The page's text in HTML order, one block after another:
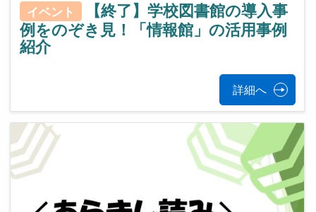
イベント
【終了】学校図書館の導入事
例をのぞき見！「情報館」の活用事例
紹介
詳細へ